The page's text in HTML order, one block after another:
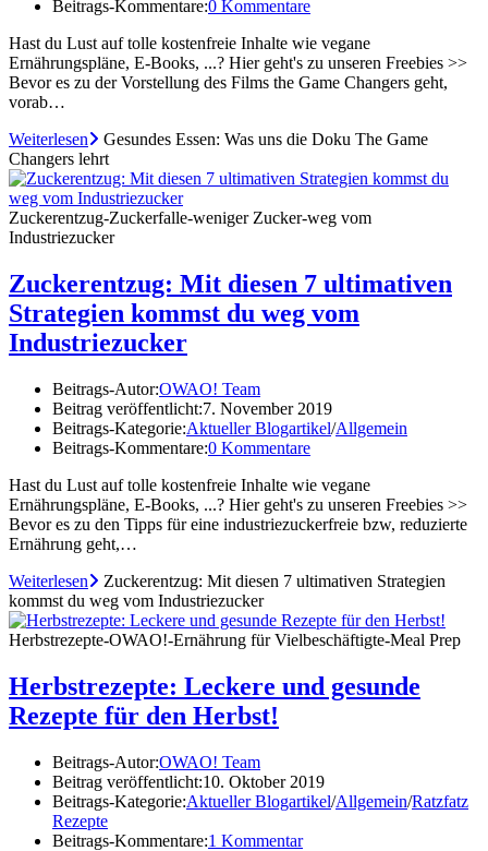
Beitrags-Kommentare:0 Kommentare
Hast du Lust auf tolle kostenfreie Inhalte wie vegane
Ernährungspläne, E-Books, ...? Hier geht's zu unseren Freebies >>
Bevor es zu der Vorstellung des Films the Game Changers geht,
vorab…
Weiterlesen
Gesundes Essen: Was uns die Doku The Game
Changers lehrt
Zuckerentzug-Zuckerfalle-weniger Zucker-weg vom
Industriezucker
Zuckerentzug: Mit diesen 7 ultimativen
Strategien kommst du weg vom
Industriezucker
Beitrags-Autor:OWAO! Team
Beitrag veröffentlicht:7. November 2019
Beitrags-Kategorie:Aktueller Blogartikel/Allgemein
Beitrags-Kommentare:0 Kommentare
Hast du Lust auf tolle kostenfreie Inhalte wie vegane
Ernährungspläne, E-Books, ...? Hier geht's zu unseren Freebies >>
Bevor es zu den Tipps für eine industriezuckerfreie bzw, reduzierte
Ernährung geht,…
Weiterlesen
Zuckerentzug: Mit diesen 7 ultimativen Strategien
kommst du weg vom Industriezucker
Herbstrezepte-OWAO!-Ernährung für Vielbeschäftigte-Meal Prep
Herbstrezepte: Leckere und gesunde
Rezepte für den Herbst!
Beitrags-Autor:OWAO! Team
Beitrag veröffentlicht:10. Oktober 2019
Beitrags-Kategorie:Aktueller Blogartikel/Allgemein/Ratzfatz
Rezepte
Beitrags-Kommentare:1 Kommentar